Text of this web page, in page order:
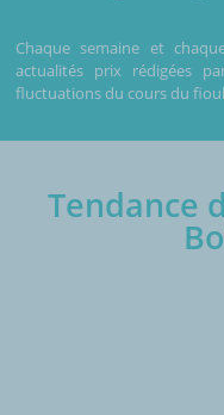
Chaque semaine et
actualités prix rédigées
fluctuations du cours du
Tendance